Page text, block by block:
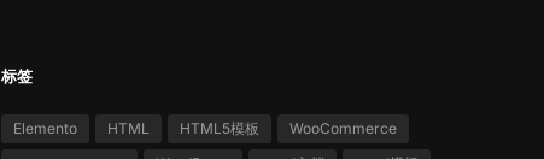
标签
Elemento HTML HTML5模板
WooCommerce